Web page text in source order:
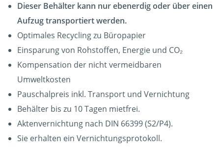
Dieser Behälter kann nur ebenerdig oder über einen
Aufzug transportiert werden.
Optimales Recycling zu Büropapier
Einsparung von Rohstoffen, Energie und CO₂
Kompensation der nicht vermeidbaren
Umweltkosten
Pauschalpreis inkl. Transport und Vernichtung
Behälter bis zu 10 Tagen mietfrei.
Aktenvernichtung nach DIN 66399 (S2/P4).
Sie erhalten ein Vernichtungsprotokoll.